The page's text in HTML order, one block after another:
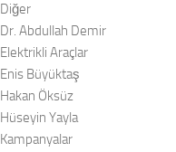
Diğer
Dr. Abdullah Demir
Elektrikli Araçlar
Enis Büyüktaş
Hakan Öksüz
Hüseyin Yayla
Kampanyalar